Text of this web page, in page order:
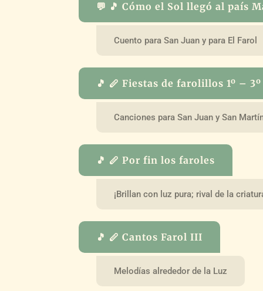
💬 🎵 Cómo el Sol llegó al país
Cuento para San Juan y para El Farol
🎵 🪈 Fiestas de farolillos 1º – 3º
Canciones para San Juan y San
🎵 🪈 Por fin los faroles
¡Brillan con luz pura; rival de la
🎵 🪈 Cantos Farol III
Melodías alrededor de la Luz